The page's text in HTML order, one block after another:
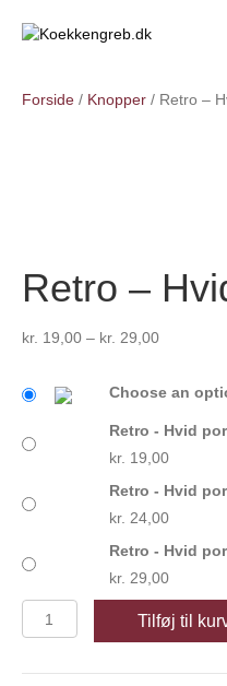
Forside / Knopper / Retro –
Retro –
kr. 19,00 – kr. 29,00
kr. 29,00
Choose an
Retro - Hvid
kr. 19,00
Retro - Hvid
kr. 24,00
Retro - Hvid
kr. 29,00
Retro
-
porcelæn
Tilføj til